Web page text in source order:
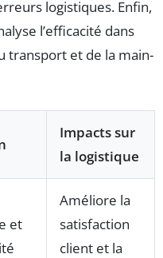
logistiques. Enfin,
l’efficacité dans
transport et de la main-
Impacts sur
la logistique
et
Améliore la
satisfaction
client et la